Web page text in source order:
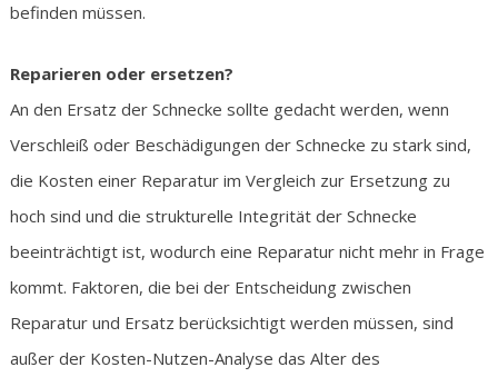
befinden müssen.
Reparieren oder ersetzen?
An den Ersatz der Schnecke sollte gedacht werden, wenn
Verschleiß oder Beschädigungen der Schnecke zu stark sind,
die Kosten einer Reparatur im Vergleich zur Ersetzung zu
hoch sind und die strukturelle Integrität der Schnecke
beeinträchtigt ist, wodurch eine Reparatur nicht mehr in Frage
kommt. Faktoren, die bei der Entscheidung zwischen
Reparatur und Ersatz berücksichtigt werden müssen, sind
außer der Kosten-Nutzen-Analyse das Alter des